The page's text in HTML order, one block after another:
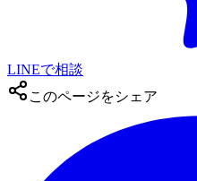
LINEで相談
このページをシェア